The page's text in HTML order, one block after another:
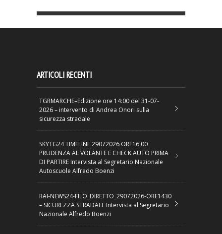
ARTICOLI RECENTI
TGRMARCHE–Edizione ore 14:00 del 31-07-
2026 – intervento di Andrea Onori sulla
sicurezza stradale
SKYTG24 TIMELINE 29072026 ORE16.00
PRUDENZA AL VOLANTE E CHECK AUTO PRIMA
DI PARTIRE Intervista al Segretario Nazionale
Autoscuole Alfredo Boenzi
RAI-NEWS24-FILO_DIRETTO_29072026-ORE1430
– SICUREZZA STRADALE Intervista al Segretario
Nazionale Alfredo Boenzi